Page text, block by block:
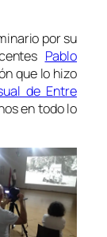
por su
Pablo
que lo hizo
de Entre
en todo lo